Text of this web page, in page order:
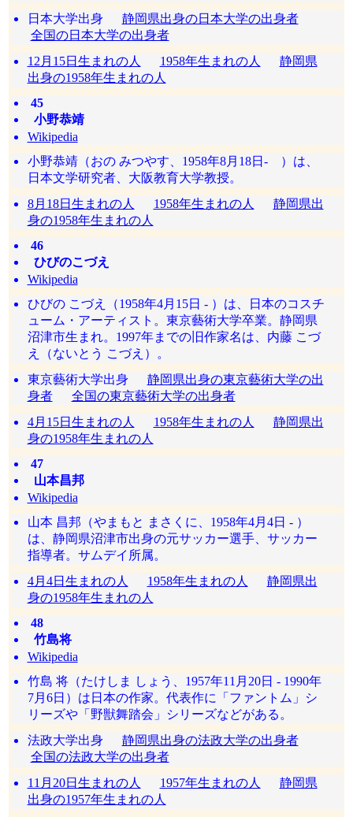
日本大学出身 静岡県出身の日本大学の出身者
全国の日本大学の出身者
12月15日生まれの人
1958年生まれの人
静岡県
出身の1958年生まれの人
45
小野恭靖
Wikipedia
小野恭靖（おの みつやす、1958年8月18日- ）は、
日本文学研究者、大阪教育大学教授。
8月18日生まれの人
1958年生まれの人
静岡県出
身の1958年生まれの人
46
ひびのこづえ
Wikipedia
ひびの こづえ（1958年4月15日 - ）は、日本のコスチ
ューム・アーティスト。東京藝術大学卒業。静岡県
沼津市生まれ。1997年までの旧作家名は、内藤 こづ
え（ないとう こづえ）。
東京藝術大学出身 静岡県出身の東京藝術大学の出
身者
全国の東京藝術大学の出身者
4月15日生まれの人
1958年生まれの人
静岡県出
身の1958年生まれの人
47
山本昌邦
Wikipedia
山本 昌邦（やまもと まさくに、1958年4月4日 - ）
は、静岡県沼津市出身の元サッカー選手、サッカー
指導者。サムデイ所属。
4月4日生まれの人
1958年生まれの人
静岡県出
身の1958年生まれの人
48
竹島将
Wikipedia
竹島 将（たけしま しょう、1957年11月20日 - 1990年
7月6日）は日本の作家。代表作に「ファントム」シ
リーズや「野獣舞踏会」シリーズなどがある。
法政大学出身 静岡県出身の法政大学の出身者
全国の法政大学の出身者
11月20日生まれの人
1957年生まれの人
静岡県
出身の1957年生まれの人